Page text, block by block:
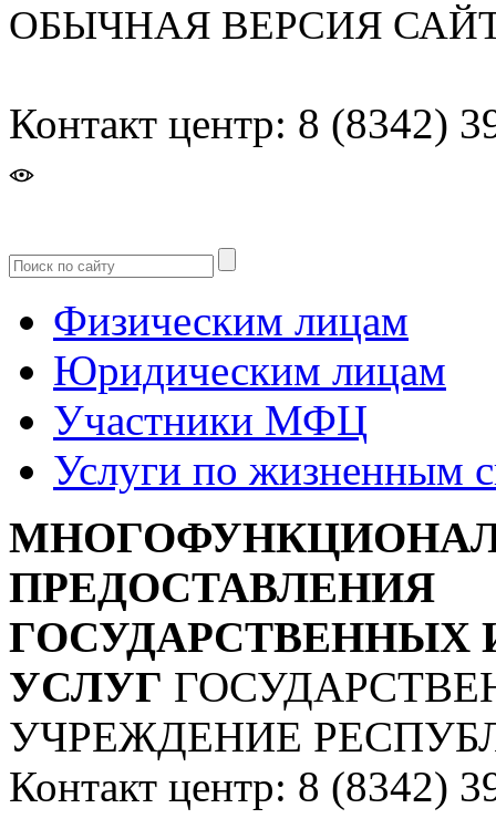
ОБЫЧНАЯ ВЕРСИЯ
Контакт центр: 8 (8342)
Физическим лицам
Юридическим лицам
Участники МФЦ
Услуги по жизненным
ПРЕДОСТАВЛЕНИЯ
УСЛУГ
УЧРЕЖДЕНИЕ
Контакт центр: 8 (8342)